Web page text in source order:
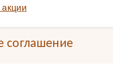
акции
соглашение